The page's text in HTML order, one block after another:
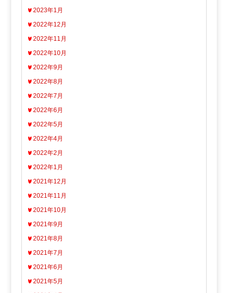
2023年1月
2022年12月
2022年11月
2022年10月
2022年9月
2022年8月
2022年7月
2022年6月
2022年5月
2022年4月
2022年2月
2022年1月
2021年12月
2021年11月
2021年10月
2021年9月
2021年8月
2021年7月
2021年6月
2021年5月